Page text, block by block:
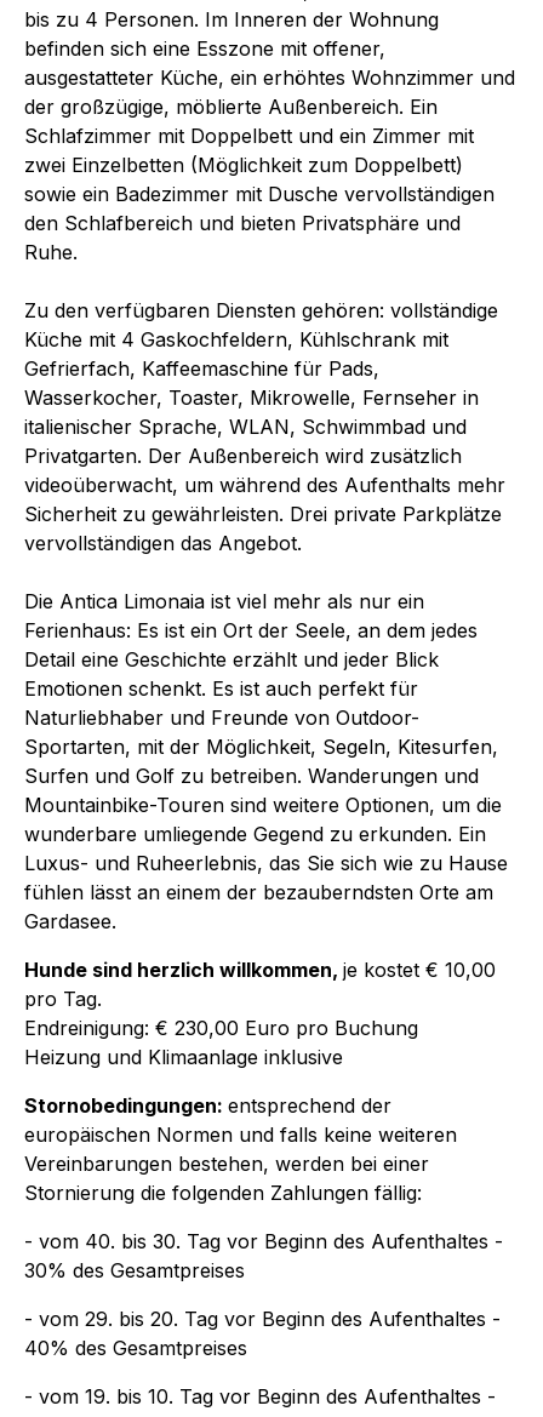
bis zu 4 Personen. Im Inneren der Wohnung
befinden sich eine Esszone mit offener,
ausgestatteter Küche, ein erhöhtes Wohnzimmer und
der großzügige, möblierte Außenbereich. Ein
Schlafzimmer mit Doppelbett und ein Zimmer mit
zwei Einzelbetten (Möglichkeit zum Doppelbett)
sowie ein Badezimmer mit Dusche vervollständigen
den Schlafbereich und bieten Privatsphäre und
Ruhe.
Zu den verfügbaren Diensten gehören: vollständige
Küche mit 4 Gaskochfeldern, Kühlschrank mit
Gefrierfach, Kaffeemaschine für Pads,
Wasserkocher, Toaster, Mikrowelle, Fernseher in
italienischer Sprache, WLAN, Schwimmbad und
Privatgarten. Der Außenbereich wird zusätzlich
videoüberwacht, um während des Aufenthalts mehr
Sicherheit zu gewährleisten. Drei private Parkplätze
vervollständigen das Angebot.
Die Antica Limonaia ist viel mehr als nur ein
Ferienhaus: Es ist ein Ort der Seele, an dem jedes
Detail eine Geschichte erzählt und jeder Blick
Emotionen schenkt. Es ist auch perfekt für
Naturliebhaber und Freunde von Outdoor-
Sportarten, mit der Möglichkeit, Segeln, Kitesurfen,
Surfen und Golf zu betreiben. Wanderungen und
Mountainbike-Touren sind weitere Optionen, um die
wunderbare umliegende Gegend zu erkunden. Ein
Luxus- und Ruheerlebnis, das Sie sich wie zu Hause
fühlen lässt an einem der bezauberndsten Orte am
Gardasee.
Hunde sind herzlich willkommen, je kostet € 10,00
pro Tag.
Endreinigung: € 230,00 Euro pro Buchung
Heizung und Klimaanlage inklusive
Stornobedingungen: entsprechend der
europäischen Normen und falls keine weiteren
Vereinbarungen bestehen, werden bei einer
Stornierung die folgenden Zahlungen fällig:
- vom 40. bis 30. Tag vor Beginn des Aufenthaltes -
30% des Gesamtpreises
- vom 29. bis 20. Tag vor Beginn des Aufenthaltes -
40% des Gesamtpreises
- vom 19. bis 10. Tag vor Beginn des Aufenthaltes -